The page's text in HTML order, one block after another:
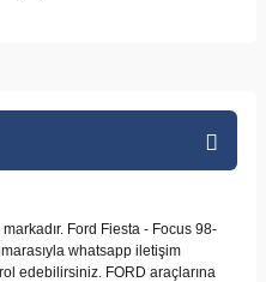
Ford Fiesta - Focus 98-
whatsapp iletişim
edebilirsiniz. FORD araçlarına